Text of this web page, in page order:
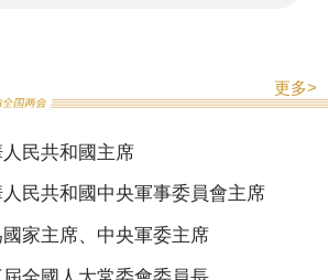
更多>
民共和國主席
民共和國中央軍事委員會主席
家主席、中央軍委主席